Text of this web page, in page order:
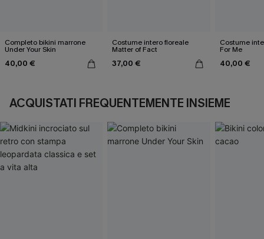
Completo bikini marrone
Under Your Skin
40,00 €
Costume intero floreale
Matter of Fact
37,00 €
Costume
For Me
40,00 €
ACQUISTATI FREQUENTEMENTE INSIEME